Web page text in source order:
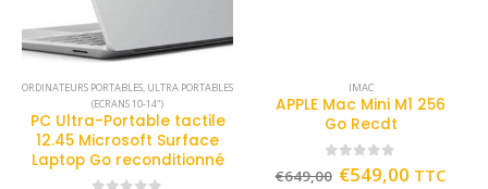
ORDINATEURS PORTABLES, ULTRA PORTABLES
(ECRANS 10-14")
PC Ultra-Portable tactile
12.45 Microsoft Surface
Laptop Go reconditionné
IMAC
APPLE Mac Mini M1 256
Go Recdt
out of 5
€649,00 €549,00 TTC